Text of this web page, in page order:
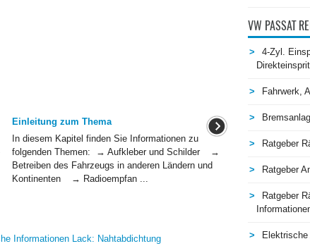
Einleitung zum Thema
In diesem Kapitel finden Sie Informationen zu
folgenden Themen: → Aufkleber und Schilder →
Betreiben des Fahrzeugs in anderen Ländern und
Kontinenten → Radioempfan ...
Informationen Lack: Nahtabdichtung
VW PASSAT
4-Zyl.
Fahrwerk,
Ratgeber
Ratgeber
Ratgeber
Elektrische